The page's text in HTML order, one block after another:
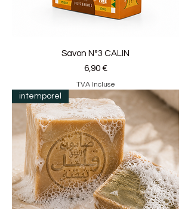
Savon N°3 CALIN
Prix
6,90 €
TVA Incluse
intemporel